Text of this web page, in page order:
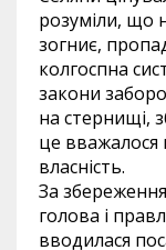
розуміли, що
зогниє,
колгоспна
закони
на стернищі,
це вважалося
власність.
За
голова і
вводилася